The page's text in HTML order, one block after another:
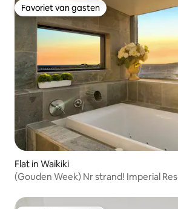
Favoriet van gasten
Favoriet van gasten
Flat in Waikiki
(Gouden Week) Nr strand! Imperial